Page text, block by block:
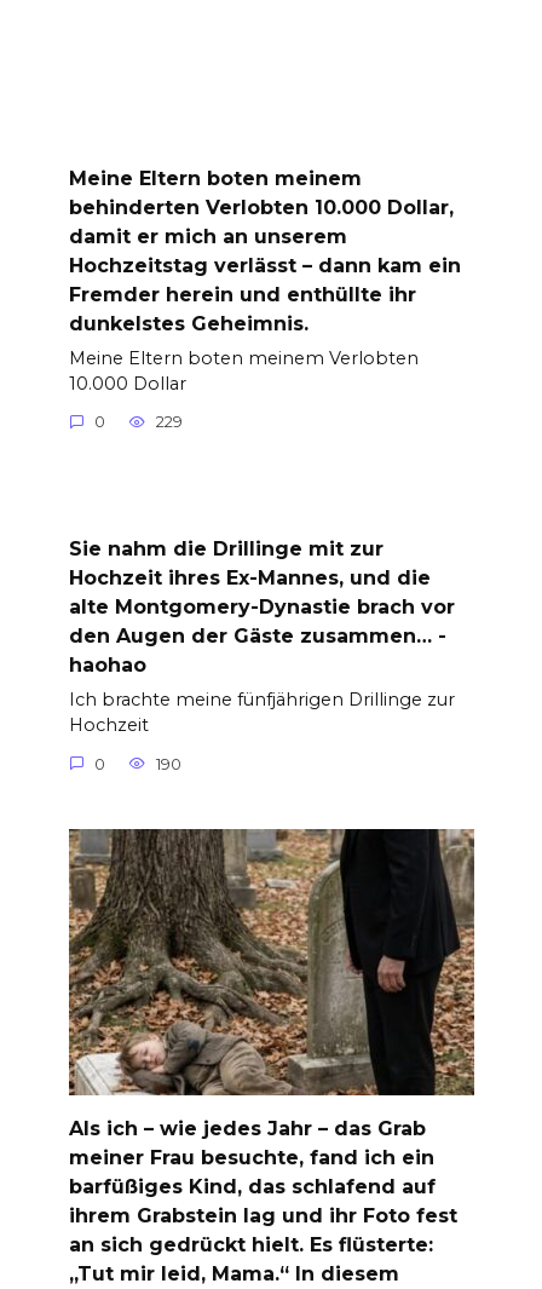
Meine Eltern boten meinem
behinderten Verlobten 10.000 Dollar,
damit er mich an unserem
Hochzeitstag verlässt – dann kam ein
Fremder herein und enthüllte ihr
dunkelstes Geheimnis.
Meine Eltern boten meinem Verlobten
10.000 Dollar
0 229
Sie nahm die Drillinge mit zur
Hochzeit ihres Ex-Mannes, und die
alte Montgomery-Dynastie brach vor
den Augen der Gäste zusammen… -
haohao
Ich brachte meine fünfjährigen Drillinge zur
Hochzeit
0 190
Als ich – wie jedes Jahr – das Grab
meiner Frau besuchte, fand ich ein
barfüßiges Kind, das schlafend auf
ihrem Grabstein lag und ihr Foto fest
an sich gedrückt hielt. Es flüsterte:
„Tut mir leid, Mama.“ In diesem